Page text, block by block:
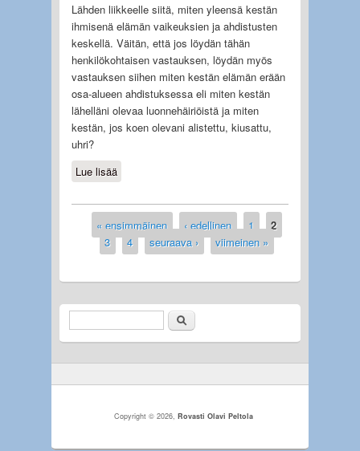
Lähden liikkeelle siitä, miten yleensä kestän
ihmisenä elämän vaikeuksien ja ahdistusten
keskellä. Väitän, että jos löydän tähän
henkilökohtaisen vastauksen, löydän myös
vastauksen siihen miten kestän elämän erään
osa-alueen ahdistuksessa eli miten kestän
lähelläni olevaa luonnehäiriöistä ja miten
kestän, jos koen olevani alistettu, kiusattu,
uhri?
Lue lisääabout Luonnehäiriöinen
Sivut
« ensimmäinen ‹ edellinen 1
2
3
4 seuraava › viimeinen »
HakulomakeEtsi
Copyright © 2026,Rovasti Olavi Peltola